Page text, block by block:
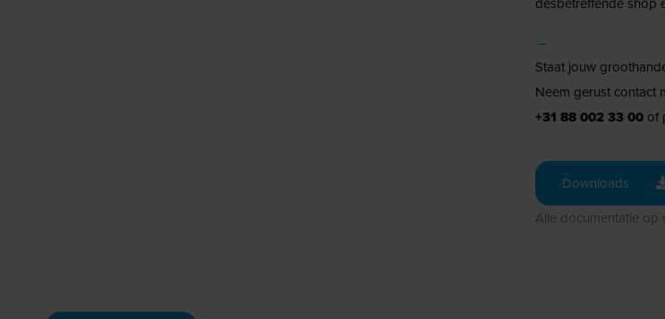
→
Staat jouw
Neem gerust contact
+31 88 002 33 00of
Downloads
Alle documentatie op